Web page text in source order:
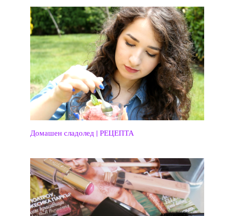
Домашен сладолед | РЕЦЕПТА